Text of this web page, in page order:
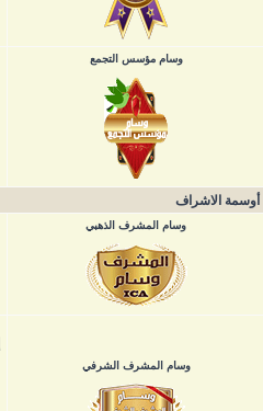
وسام مؤسس التجمع
أوسمة الاشراف
وسام المشرف الذهبي
وسام المشرف الشرفي